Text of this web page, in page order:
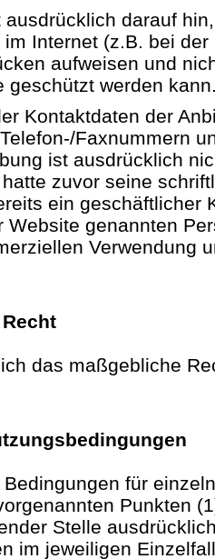
ausdrücklich darauf
Internet (z.B. bei
aufweisen und
geschützt werden
Kontaktdaten der
Faxnummern
ist ausdrücklich
zuvor seine
ein geschäftlicher
Website genannten
Verwendung
das maßgebliche
für
Punkten
Stelle
im jeweiligen